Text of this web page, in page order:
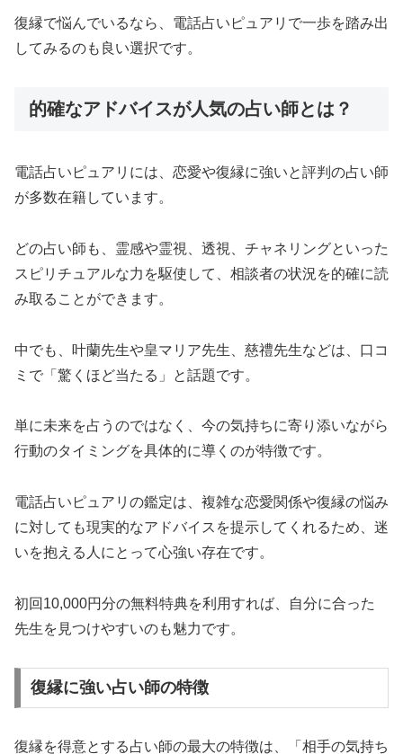
復縁で悩んでいるなら、電話占いピュアリで一歩を踏み出
してみるのも良い選択です。
的確なアドバイスが人気の占い師とは？
電話占いピュアリには、恋愛や復縁に強いと評判の占い師
が多数在籍しています。
どの占い師も、霊感や霊視、透視、チャネリングといった
スピリチュアルな力を駆使して、相談者の状況を的確に読
み取ることができます。
中でも、叶蘭先生や皇マリア先生、慈禮先生などは、口コ
ミで「驚くほど当たる」と話題です。
単に未来を占うのではなく、今の気持ちに寄り添いながら
行動のタイミングを具体的に導くのが特徴です。
電話占いピュアリの鑑定は、複雑な恋愛関係や復縁の悩み
に対しても現実的なアドバイスを提示してくれるため、迷
いを抱える人にとって心強い存在です。
初回10,000円分の無料特典を利用すれば、自分に合った
先生を見つけやすいのも魅力です。
復縁に強い占い師の特徴
復縁を得意とする占い師の最大の特徴は、「相手の気持ち